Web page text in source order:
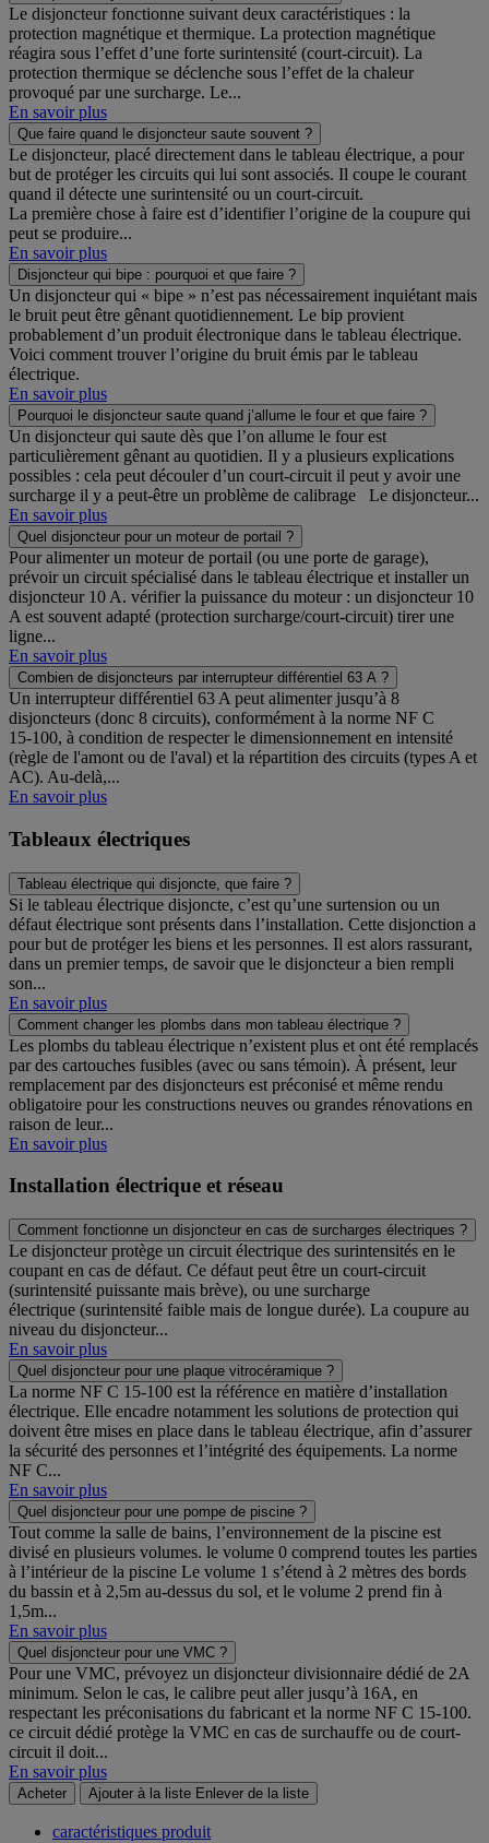
Le disjoncteur fonctionne suivant deux caractéristiques : la
protection magnétique et thermique. La protection magnétique
réagira sous l’effet d’une forte surintensité (court-circuit). La
protection thermique se déclenche sous l’effet de la chaleur
provoqué par une surcharge. Le...
En savoir plus
Que faire quand le disjoncteur saute souvent ?
Le disjoncteur, placé directement dans le tableau électrique, a pour
but de protéger les circuits qui lui sont associés. Il coupe le courant
quand il détecte une surintensité ou un court-circuit.
La première chose à faire est d’identifier l’origine de la coupure qui
peut se produire...
En savoir plus
Disjoncteur qui bipe : pourquoi et que faire ?
Un disjoncteur qui « bipe » n’est pas nécessairement inquiétant mais
le bruit peut être gênant quotidiennement. Le bip provient
probablement d’un produit électronique dans le tableau électrique.
Voici comment trouver l’origine du bruit émis par le tableau
électrique.
En savoir plus
Pourquoi le disjoncteur saute quand j’allume le four et que faire ?
Un disjoncteur qui saute dès que l’on allume le four est
particulièrement gênant au quotidien. Il y a plusieurs explications
possibles : cela peut découler d’un court-circuit il peut y avoir une
surcharge il y a peut-être un problème de calibrage Le disjoncteur...
En savoir plus
Quel disjoncteur pour un moteur de portail ?
Pour alimenter un moteur de portail (ou une porte de garage),
prévoir un circuit spécialisé dans le tableau électrique et installer un
disjoncteur 10 A. vérifier la puissance du moteur : un disjoncteur 10
A est souvent adapté (protection surcharge/court-circuit) tirer une
ligne...
En savoir plus
Combien de disjoncteurs par interrupteur différentiel 63 A ?
Un interrupteur différentiel 63 A peut alimenter jusqu’à 8
disjoncteurs (donc 8 circuits), conformément à la norme NF C
15‑100, à condition de respecter le dimensionnement en intensité
(règle de l'amont ou de l'aval) et la répartition des circuits (types A et
AC). Au‑delà,...
En savoir plus
Tableaux électriques
Tableau électrique qui disjoncte, que faire ?
Si le tableau électrique disjoncte, c’est qu’une surtension ou un
défaut électrique sont présents dans l’installation. Cette disjonction a
pour but de protéger les biens et les personnes. Il est alors rassurant,
dans un premier temps, de savoir que le disjoncteur a bien rempli
son...
En savoir plus
Comment changer les plombs dans mon tableau électrique ?
Les plombs du tableau électrique n’existent plus et ont été remplacés
par des cartouches fusibles (avec ou sans témoin). À présent, leur
remplacement par des disjoncteurs est préconisé et même rendu
obligatoire pour les constructions neuves ou grandes rénovations en
raison de leur...
En savoir plus
Installation électrique et réseau
Comment fonctionne un disjoncteur en cas de surcharges électriques ?
Le disjoncteur protège un circuit électrique des surintensités en le
coupant en cas de défaut. Ce défaut peut être un court-circuit
(surintensité puissante mais brève), ou une surcharge
électrique (surintensité faible mais de longue durée). La coupure au
niveau du disjoncteur...
En savoir plus
Quel disjoncteur pour une plaque vitrocéramique ?
La norme NF C 15-100 est la référence en matière d’installation
électrique. Elle encadre notamment les solutions de protection qui
doivent être mises en place dans le tableau électrique, afin d’assurer
la sécurité des personnes et l’intégrité des équipements. La norme
NF C...
En savoir plus
Quel disjoncteur pour une pompe de piscine ?
Tout comme la salle de bains, l’environnement de la piscine est
divisé en plusieurs volumes. le volume 0 comprend toutes les parties
à l’intérieur de la piscine Le volume 1 s’étend à 2 mètres des bords
du bassin et à 2,5m au-dessus du sol, et le volume 2 prend fin à
1,5m...
En savoir plus
Quel disjoncteur pour une VMC ?
Pour une VMC, prévoyez un disjoncteur divisionnaire dédié de 2A
minimum. Selon le cas, le calibre peut aller jusqu’à 16A, en
respectant les préconisations du fabricant et la norme NF C 15-100.
ce circuit dédié protège la VMC en cas de surchauffe ou de court-
circuit il doit...
En savoir plus
Acheter Ajouter à la liste Enlever de la liste
caractéristiques produit